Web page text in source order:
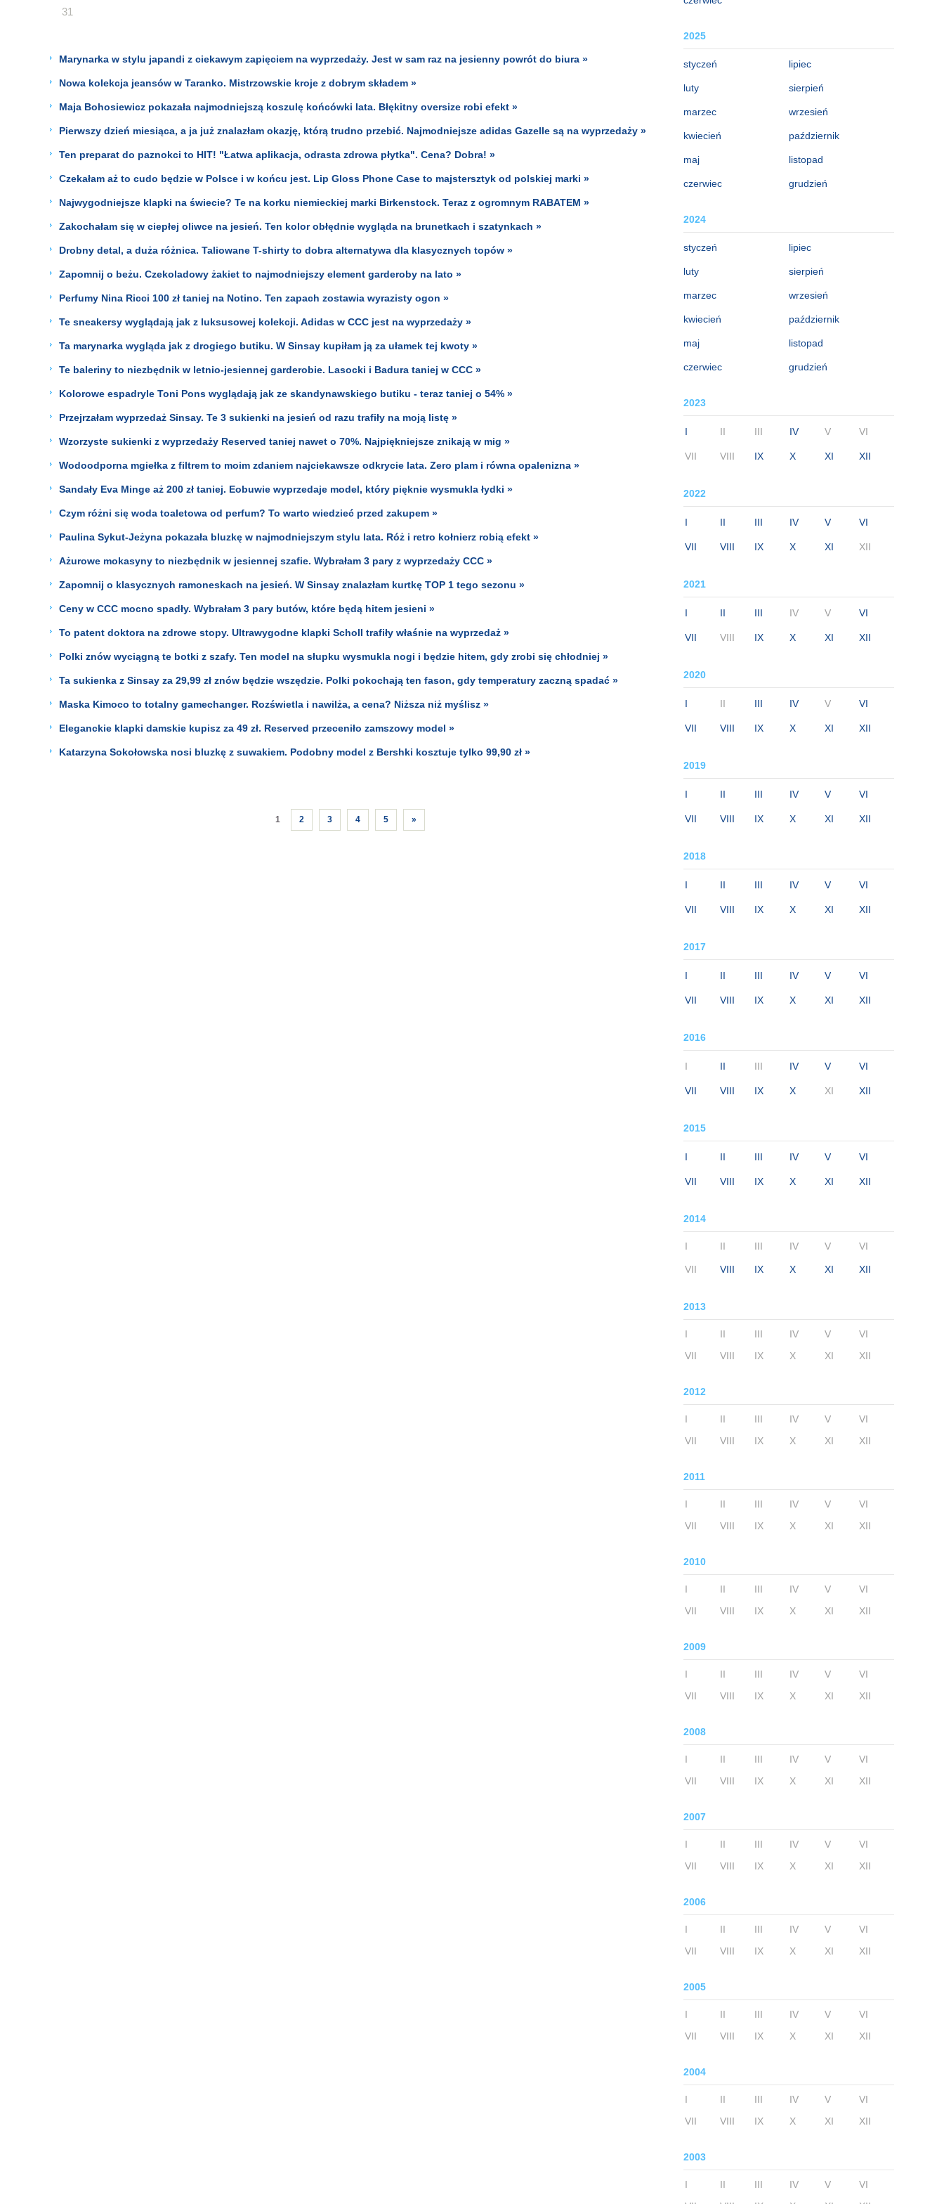
2025
styczeń
luty
marzec
kwiecień
maj
czerwiec
lipiec
sierpień
wrzesień
październik
listopad
grudzień
2024
styczeń
luty
marzec
kwiecień
maj
czerwiec
lipiec
sierpień
wrzesień
październik
listopad
grudzień
2023
I II III IV V VI
VII VIII IX X XI XII
2022
I II III IV V VI
VII VIII IX X XI XII
2021
I II III IV V VI
VII VIII IX X XI XII
2020
I II III IV V VI
VII VIII IX X XI XII
2019
I II III IV V VI
VII VIII IX X XI XII
2018
I II III IV V VI
VII VIII IX X XI XII
2017
I II III IV V VI
VII VIII IX X XI XII
2016
I II III IV V VI
VII VIII IX X XI XII
2015
I II III IV V VI
VII VIII IX X XI XII
2014
I II III IV V VI
VII VIII IX X XI XII
2013
I II III IV V
VI
VII
VIII IX X XI XII
2012
I II III IV V
VI
VII
VIII IX X XI XII
2011
I II III IV V
VI
VII
VIII IX X XI XII
2010
I II III IV V
VI
VII
VIII IX X XI XII
2009
I II III IV V
VI
VII
VIII IX X XI XII
2008
I II III IV V
VI
VII
VIII IX X XI XII
2007
I II III IV V
VI
VII
VIII IX X XI XII
2006
I II III IV V
VI
VII
VIII IX X XI XII
2005
I II III IV V
VI
VII
VIII IX X XI XII
2004
I II III IV V
VI
VII
VIII IX X XI XII
2003
I II III IV V
VI
31
Marynarka w stylu japandi z ciekawym zapięciem na wyprzedaży. Jest w sam raz na jesienny powrót do biura »
Nowa kolekcja jeansów w Taranko. Mistrzowskie kroje z dobrym składem »
Maja Bohosiewicz pokazała najmodniejszą koszulę końcówki lata. Błękitny oversize robi efekt »
Pierwszy dzień miesiąca, a ja już znalazłam okazję, którą trudno przebić. Najmodniejsze adidas Gazelle są na wyprzedaży »
Ten preparat do paznokci to HIT! "Łatwa aplikacja, odrasta zdrowa płytka". Cena? Dobra! »
Czekałam aż to cudo będzie w Polsce i w końcu jest. Lip Gloss Phone Case to majstersztyk od polskiej marki »
Najwygodniejsze klapki na świecie? Te na korku niemieckiej marki Birkenstock. Teraz z ogromnym RABATEM »
Zakochałam się w ciepłej oliwce na jesień. Ten kolor obłędnie wygląda na brunetkach i szatynkach »
Drobny detal, a duża różnica. Taliowane T-shirty to dobra alternatywa dla klasycznych topów »
Zapomnij o beżu. Czekoladowy żakiet to najmodniejszy element garderoby na lato »
Perfumy Nina Ricci 100 zł taniej na Notino. Ten zapach zostawia wyrazisty ogon »
Te sneakersy wyglądają jak z luksusowej kolekcji. Adidas w CCC jest na wyprzedaży »
Ta marynarka wygląda jak z drogiego butiku. W Sinsay kupiłam ją za ułamek tej kwoty »
Te baleriny to niezbędnik w letnio-jesiennej garderobie. Lasocki i Badura taniej w CCC »
Kolorowe espadryle Toni Pons wyglądają jak ze skandynawskiego butiku - teraz taniej o 54% »
Przejrzałam wyprzedaż Sinsay. Te 3 sukienki na jesień od razu trafiły na moją listę »
Wzorzyste sukienki z wyprzedaży Reserved taniej nawet o 70%. Najpiękniejsze znikają w mig »
Wodoodporna mgiełka z filtrem to moim zdaniem najciekawsze odkrycie lata. Zero plam i równa opalenizna »
Sandały Eva Minge aż 200 zł taniej. Eobuwie wyprzedaje model, który pięknie wysmukla łydki »
Czym różni się woda toaletowa od perfum? To warto wiedzieć przed zakupem »
Paulina Sykut-Jeżyna pokazała bluzkę w najmodniejszym stylu lata. Róż i retro kołnierz robią efekt »
Ażurowe mokasyny to niezbędnik w jesiennej szafie. Wybrałam 3 pary z wyprzedaży CCC »
Zapomnij o klasycznych ramoneskach na jesień. W Sinsay znalazłam kurtkę TOP 1 tego sezonu »
Ceny w CCC mocno spadły. Wybrałam 3 pary butów, które będą hitem jesieni »
To patent doktora na zdrowe stopy. Ultrawygodne klapki Scholl trafiły właśnie na wyprzedaż »
Polki znów wyciągną te botki z szafy. Ten model na słupku wysmukla nogi i będzie hitem, gdy zrobi się chłodniej »
Ta sukienka z Sinsay za 29,99 zł znów będzie wszędzie. Polki pokochają ten fason, gdy temperatury zaczną spadać »
Maska Kimoco to totalny gamechanger. Rozświetla i nawilża, a cena? Niższa niż myślisz »
Eleganckie klapki damskie kupisz za 49 zł. Reserved przeceniło zamszowy model »
Katarzyna Sokołowska nosi bluzkę z suwakiem. Podobny model z Bershki kosztuje tylko 99,90 zł »
1 2 3 4 5 »